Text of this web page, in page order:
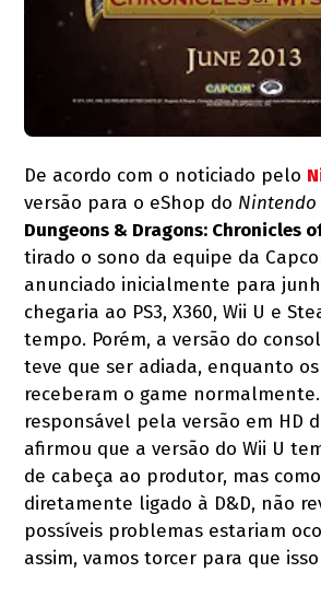
De acordo com o noticiado pelo
versão para o eShop do Nintendo
Dungeons & Dragons: Chronicles
tirado o sono da equipe da
anunciado inicialmente para
chegaria ao PS3, X360, Wii U e
tempo. Porém, a versão do
teve que ser adiada, enquanto
receberam o game normalmente.
responsável pela versão em HD
afirmou que a versão do Wii U
de cabeça ao produtor, mas
diretamente ligado à D&D, não
possíveis problemas estariam
assim, vamos torcer para que